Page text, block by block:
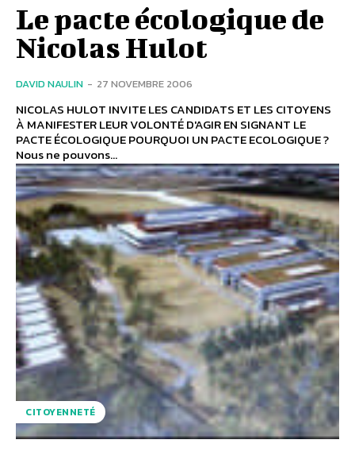
Le pacte écologique de
Nicolas Hulot
DAVID NAULIN - 27 NOVEMBRE 2006
NICOLAS HULOT INVITE LES CANDIDATS ET LES CITOYENS
À MANIFESTER LEUR VOLONTÉ D'AGIR EN SIGNANT LE
PACTE ÉCOLOGIQUE POURQUOI UN PACTE ECOLOGIQUE ?
Nous ne pouvons...
CITOYENNETÉ